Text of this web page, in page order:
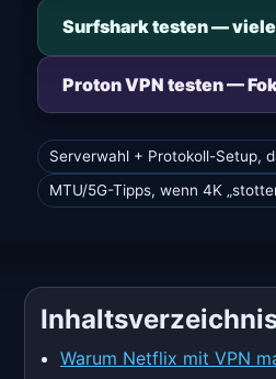
Surfshark testen —
Proton VPN testen —
Serverwahl + Protokoll-Setup,
MTU/5G-Tipps, wenn 4K
Warum Netflix mit VPN